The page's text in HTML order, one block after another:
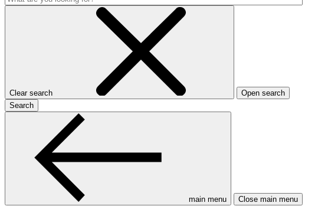
Clear search
Open search
Search
main menu Close main menu